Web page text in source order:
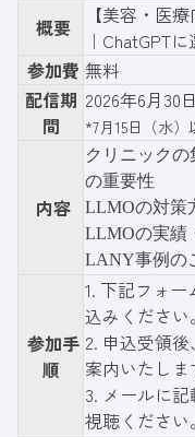
概要
【美容・医
｜ChatGPT
参加費 無料
配信期
間
2026年6月30
*7月15日（水
内容
クリニック
の重要性
LLMOの対策
LLMOの実績
LANY事例の
参加手
順
1. 下記フォー
込みください。
2. 申込受領
案内いたしま
3. メールに
視聴ください。